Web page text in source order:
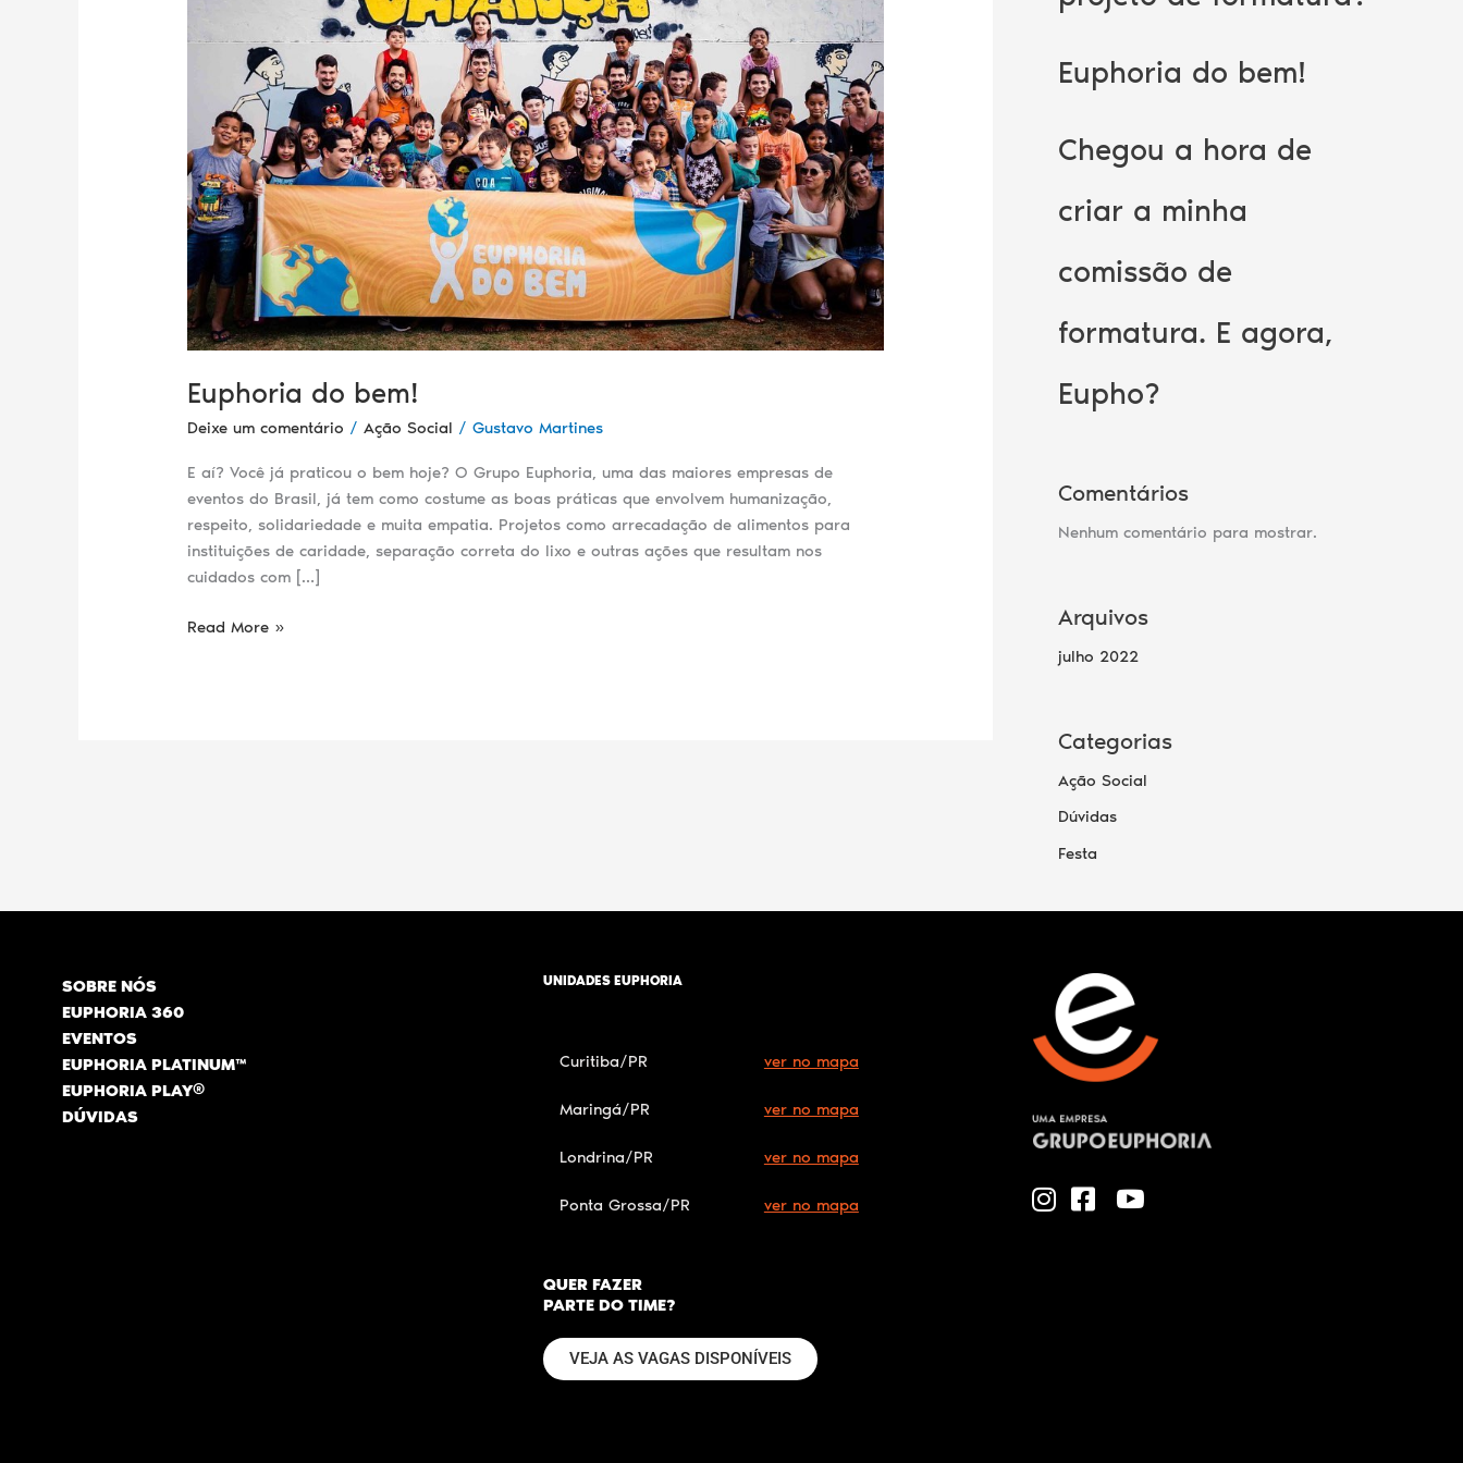
Euphoria do bem!
Deixe um comentário /Ação Social /Gustavo Martines
E aí? Você já praticou o bem hoje? O Grupo Euphoria, uma das maiores empresas de
eventos do Brasil, já tem como costume as boas práticas que envolvem humanização,
respeito, solidariedade e muita empatia. Projetos como arrecadação de alimentos para
instituições de caridade, separação correta do lixo e outras ações que resultam nos
cuidados com […]
Read More »
Euphoria do bem!
Chegou a hora de
criar a minha
comissão de
formatura. E agora,
Eupho?
Comentários
Nenhum comentário para mostrar.
Arquivos
julho 2022
Categorias
Ação Social
Dúvidas
Festa
SOBRE NÓS
EUPHORIA 360
EVENTOS
EUPHORIA PLATINUM™
EUPHORIA PLAY®
DÚVIDAS
UNIDADES EUPHORIA
Curitiba/PR ver no mapa
Maringá/PR ver no mapa
Londrina/PR ver no mapa
Ponta Grossa/PR ver no mapa
QUER FAZER
PARTE DO TIME?
VEJA AS VAGAS DISPONÍVEIS